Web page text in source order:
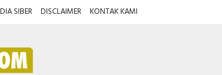
SIBER DISCLAIMER KONTAK KAMI